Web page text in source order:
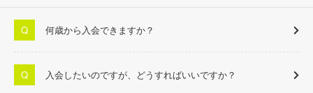
何歳から入会できますか？
入会したいのですが、どうすればいいですか？